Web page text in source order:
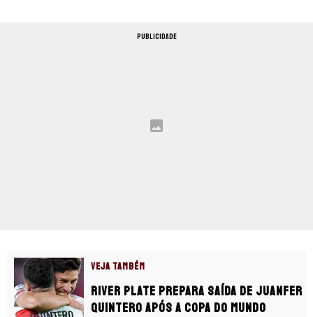
PUBLICIDADE
VEJA TAMBÉM
River Plate prepara saída de Juanfer
Quintero após a Copa do Mundo